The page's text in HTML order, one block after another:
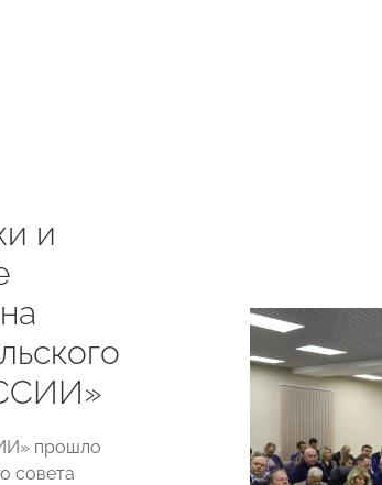
и
прошло
совета